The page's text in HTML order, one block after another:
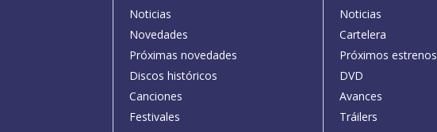
Noticias
Novedades
Próximas novedades
Discos históricos
Canciones
Festivales
Noticias
Cartelera
Próximos estrenos
DVD
Avances
Tráilers